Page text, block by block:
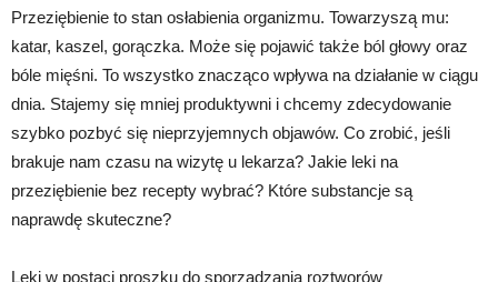
Przeziębienie to stan osłabienia organizmu. Towarzyszą mu:
katar, kaszel, gorączka. Może się pojawić także ból głowy oraz
bóle mięśni. To wszystko znacząco wpływa na działanie w ciągu
dnia. Stajemy się mniej produktywni i chcemy zdecydowanie
szybko pozbyć się nieprzyjemnych objawów. Co zrobić, jeśli
brakuje nam czasu na wizytę u lekarza? Jakie leki na
przeziębienie bez recepty wybrać? Które substancje są
naprawdę skuteczne?
Leki w postaci proszku do sporządzania roztworów